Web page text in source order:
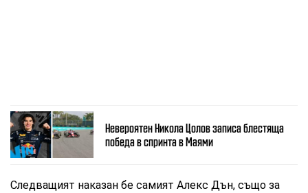
Невероятен Никола Цолов записа блестяща
победа в спринта в Маями
Следващият наказан бе самият Алекс Дън, също за